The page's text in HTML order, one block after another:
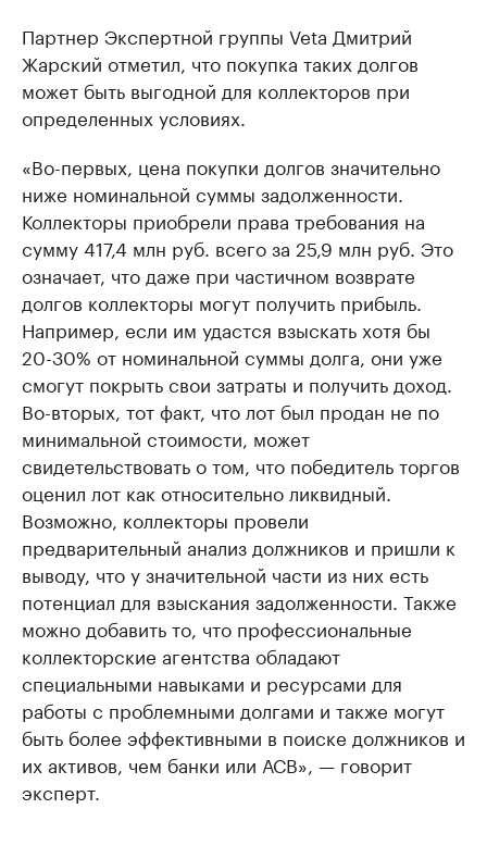
Партнер Экспертной группы Veta Дмитрий
Жарский отметил, что покупка таких долгов
может быть выгодной для коллекторов при
определенных условиях.
«Во-первых, цена покупки долгов значительно
ниже номинальной суммы задолженности.
Коллекторы приобрели права требования на
сумму 417,4 млн руб. всего за 25,9 млн руб. Это
означает, что даже при частичном возврате
долгов коллекторы могут получить прибыль.
Например, если им удастся взыскать хотя бы
20-30% от номинальной суммы долга, они уже
смогут покрыть свои затраты и получить доход.
Во-вторых, тот факт, что лот был продан не по
минимальной стоимости, может
свидетельствовать о том, что победитель торгов
оценил лот как относительно ликвидный.
Возможно, коллекторы провели
предварительный анализ должников и пришли к
выводу, что у значительной части из них есть
потенциал для взыскания задолженности. Также
можно добавить то, что профессиональные
коллекторские агентства обладают
специальными навыками и ресурсами для
работы с проблемными долгами и также могут
быть более эффективными в поиске должников и
их активов, чем банки или АСВ», — говорит
эксперт.